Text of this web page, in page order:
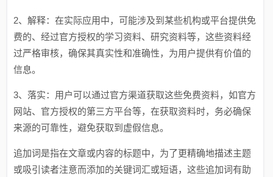
2、解释：在实际应用中，可能涉及到某些机构或平台提供免
费的、经过官方授权的学习资料、研究资料等，这些资料经
过严格审核，确保其真实性和准确性，为用户提供有价值的
信息。
3、落实：用户可以通过官方渠道获取这些免费资料，如官方
网站、官方授权的第三方平台等，在获取资料时，务必确保
来源的可靠性，避免获取到虚假信息。
追加词是指在文章或内容的标题中，为了更精确地描述主题
或吸引读者注意而添加的关键词汇或短语，这些追加词有助